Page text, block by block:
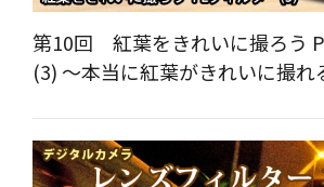
第10回 紅葉をきれいに撮ろう
(3) ～本当に紅葉がきれいに撮れ